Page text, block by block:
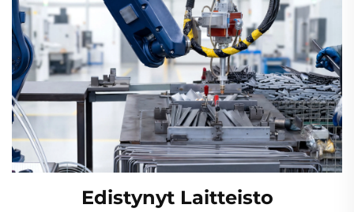
Edistynyt Laitteisto